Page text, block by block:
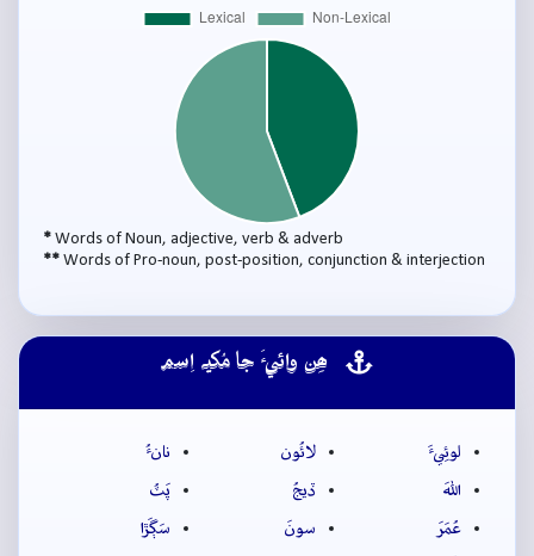
* Words of Noun, adjective, verb & adverb
** Words of Pro-noun, post-position, conjunction & interjection
ھِن وائيءَ جا مُکيہ اِسم
لوئِيءَ لائُون
نانءُ
اللهَ
ڏيجُ
پَٽُ
عُمَرَ
سونَ
سَڳَڙا